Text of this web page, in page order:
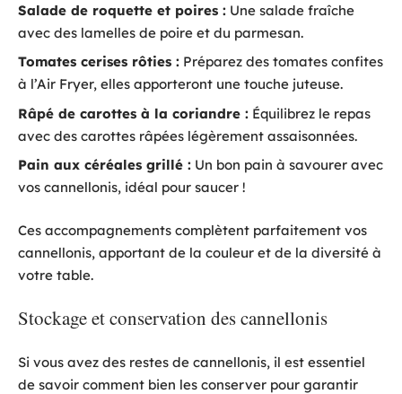
Salade de roquette et poires : Une salade fraîche
avec des lamelles de poire et du parmesan.
Tomates cerises rôties : Préparez des tomates confites
à l’Air Fryer, elles apporteront une touche juteuse.
Râpé de carottes à la coriandre : Équilibrez le repas
avec des carottes râpées légèrement assaisonnées.
Pain aux céréales grillé : Un bon pain à savourer avec
vos cannellonis, idéal pour saucer !
Ces accompagnements complètent parfaitement vos
cannellonis, apportant de la couleur et de la diversité à
votre table.
Stockage et conservation des cannellonis
Si vous avez des restes de cannellonis, il est essentiel
de savoir comment bien les conserver pour garantir